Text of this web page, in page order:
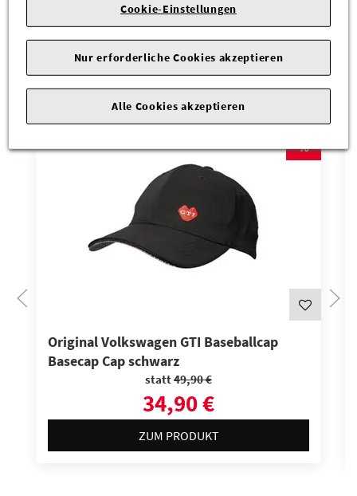
Das könnte Sie interessieren
Wird auch oft von Kunden gekauft
%
Original Volkswagen GTI Baseballcap
Basecap Cap schwarz
statt49,90 €
34,90 €
ZUM PRODUKT
Cookie-Einstellungen
Nur erforderliche Cookies akzeptieren
Alle Cookies akzeptieren